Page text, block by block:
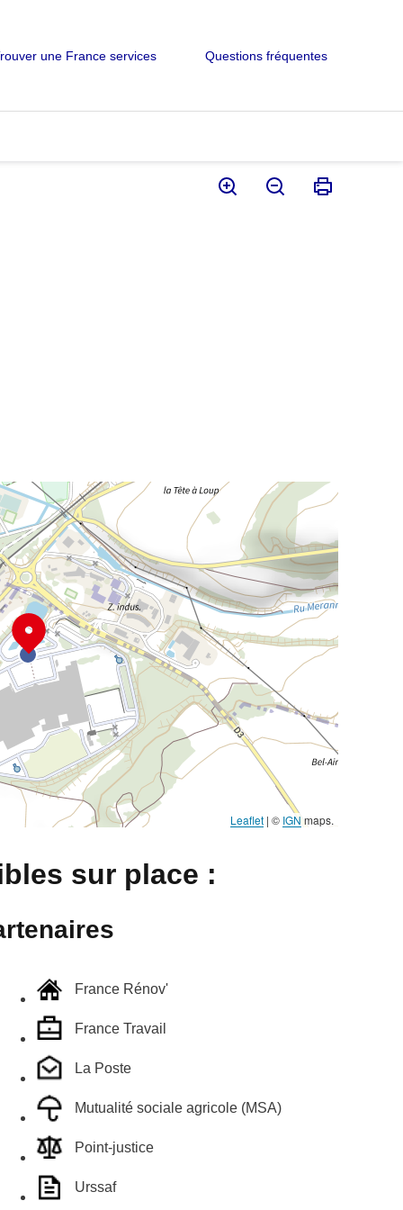
une France services Questions fréquentes
Leaflet | © IGN maps.
sur place :
France Rénov'
France Travail
La Poste
Mutualité sociale agricole (MSA)
Point-justice
Urssaf